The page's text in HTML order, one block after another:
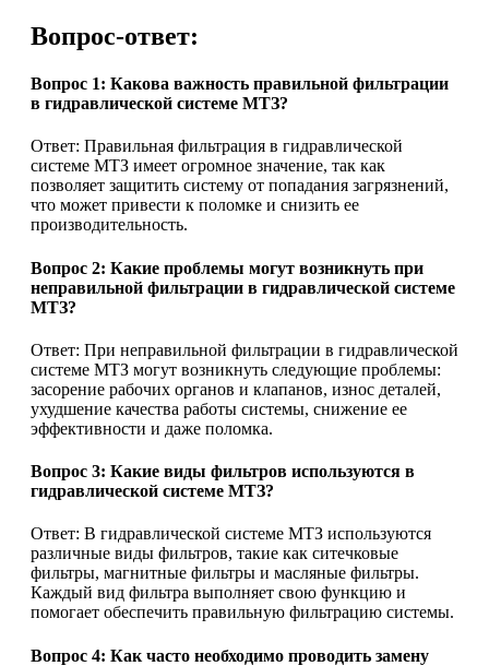
Вопрос-ответ:
Вопрос 1: Какова важность правильной фильтрации
в гидравлической системе МТЗ?
Ответ: Правильная фильтрация в гидравлической
системе МТЗ имеет огромное значение, так как
позволяет защитить систему от попадания загрязнений,
что может привести к поломке и снизить ее
производительность.
Вопрос 2: Какие проблемы могут возникнуть при
неправильной фильтрации в гидравлической системе
МТЗ?
Ответ: При неправильной фильтрации в гидравлической
системе МТЗ могут возникнуть следующие проблемы:
засорение рабочих органов и клапанов, износ деталей,
ухудшение качества работы системы, снижение ее
эффективности и даже поломка.
Вопрос 3: Какие виды фильтров используются в
гидравлической системе МТЗ?
Ответ: В гидравлической системе МТЗ используются
различные виды фильтров, такие как ситечковые
фильтры, магнитные фильтры и масляные фильтры.
Каждый вид фильтра выполняет свою функцию и
помогает обеспечить правильную фильтрацию системы.
Вопрос 4: Как часто необходимо проводить замену